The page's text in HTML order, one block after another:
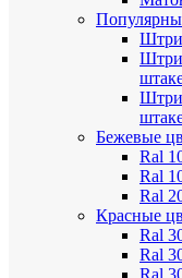
Бежевые
Ral
Ral
Ral
Красные
Ral
Ral